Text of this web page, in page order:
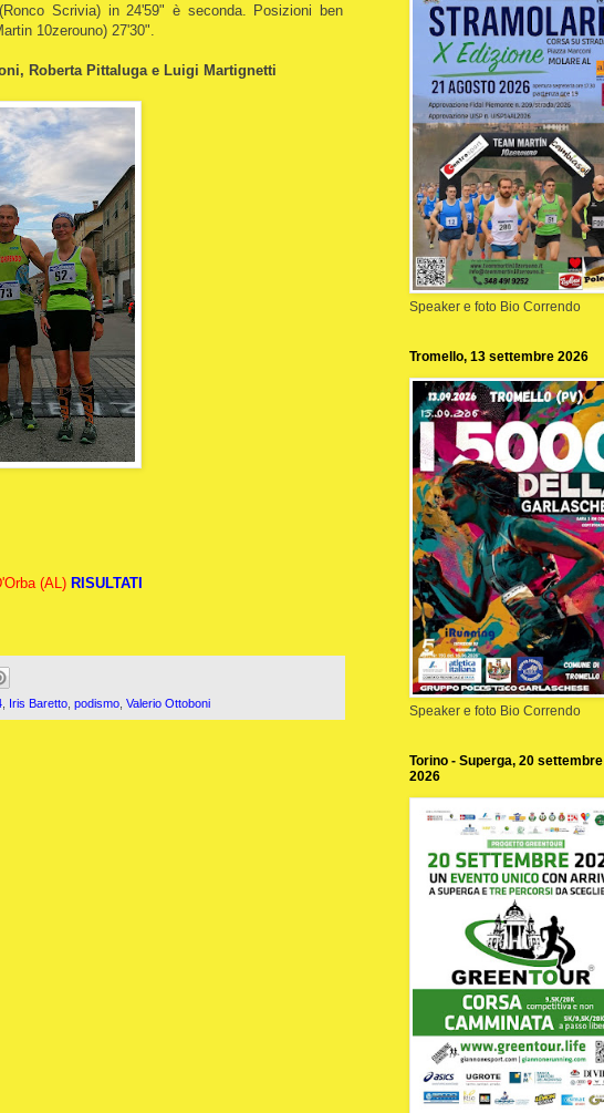
(Ronco Scrivia) in 24'59" è seconda. Posizioni ben
10zerouno) 27'30".
Roberta Pittaluga e Luigi Martignetti
(AL) RISULTATI
Iris Baretto podismo Valerio Ottoboni
Speaker e foto Bio Correndo
Tromello, 13 settembre 2026
Speaker e foto Bio Correndo
Torino - Superga, 20 settembre
2026